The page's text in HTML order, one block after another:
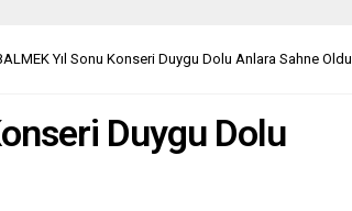
Yıl Sonu Konseri Duygu Dolu Anlara Sahne Oldu
Duygu Dolu